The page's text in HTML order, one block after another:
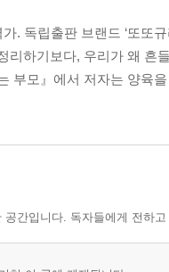
힘
해보는 힘
로 다루는 힘
를 자기 일로 만드는 힘
하지 않기
아니라 훈련이다
아니라 신뢰다
독립이다
. 독립출판 브랜드 ‘또또
리하기보다, 우리가 왜 흔
부모』에서 저자는 양육
공간입니다. 독자들에게 전하